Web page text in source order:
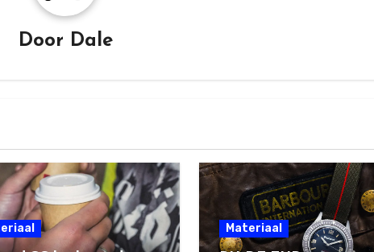
Door Dale
Materiaal